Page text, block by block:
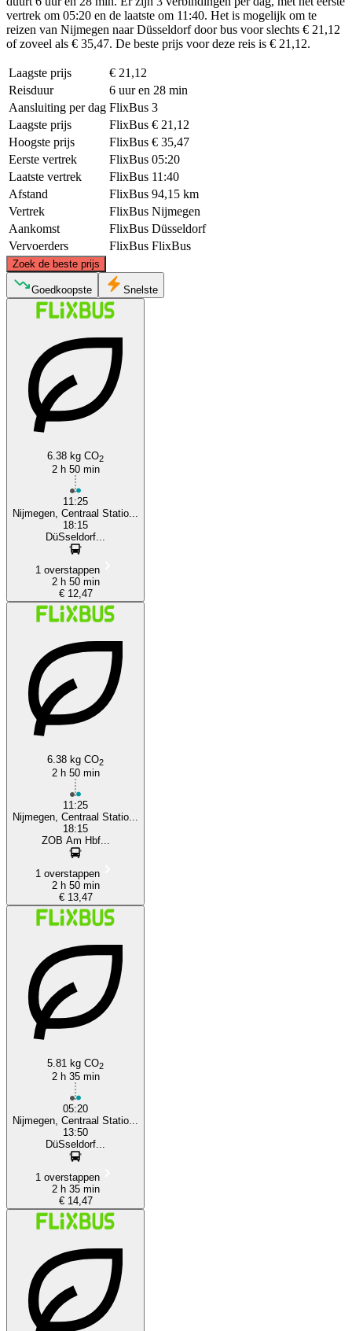
vertrek om 05:20 en de laatste om 11:40. Het is mogelijk om te
reizen van Nijmegen naar Düsseldorf door bus voor slechts € 21,12
of zoveel als € 35,47. De beste prijs voor deze reis is € 21,12.
Laagste prijs
€ 21,12
Reisduur
6 uur en 28 min
Aansluiting per dag FlixBus 3
Laagste prijs
FlixBus € 21,12
Hoogste prijs
FlixBus € 35,47
Eerste vertrek
FlixBus 05:20
Laatste vertrek
FlixBus 11:40
Afstand
FlixBus 94,15 km
Vertrek
FlixBus Nijmegen
Aankomst
FlixBus Düsseldorf
Vervoerders
FlixBus FlixBus
Zoek de beste prijs
Nijmegen
©CARTO
Goedkoopste Snelste
6.38 kg CO2
2 h 50 min
11:25
Nijmegen, Centraal Statio...
18:15
DüSseldorf...
1 overstappen
2 h 50 min
€ 12,47
6.38 kg CO2
2 h 50 min
11:25
Nijmegen, Centraal Statio...
18:15
ZOB Am Hbf...
1 overstappen
2 h 50 min
€ 13,47
5.81 kg CO2
2 h 35 min
05:20
Nijmegen, Centraal Statio...
13:50
DüSseldorf...
1 overstappen
2 h 35 min
€ 14,47